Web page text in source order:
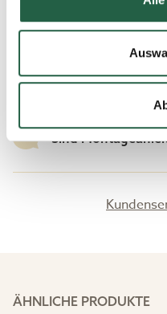
​Datenschutzerklärung
Was bedeutet
Lochmaße – was
Sind
ÄHNLICHE PRODUKTE